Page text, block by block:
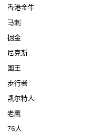
香港金牛
马刺
掘金
尼克斯
国王
步行者
凯尔特人
老鹰
76人